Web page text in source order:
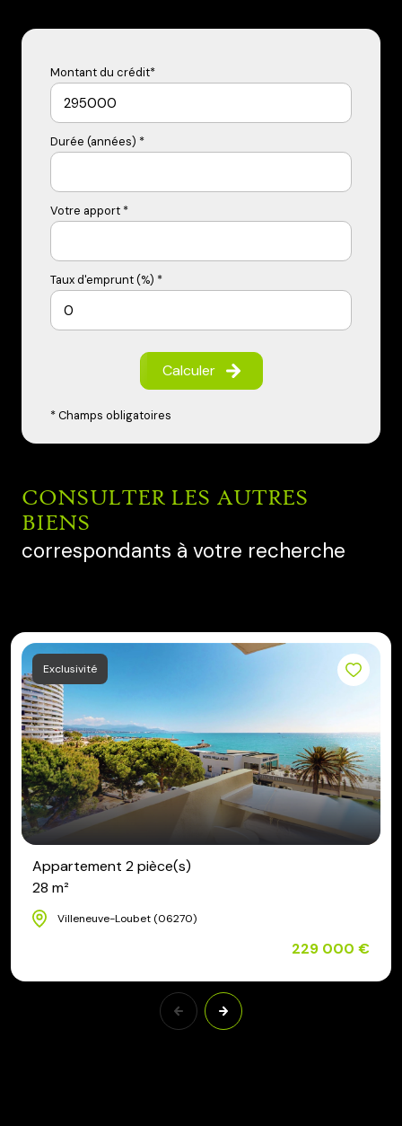
Montant du crédit*
Durée (années) *
Votre apport *
Taux d'emprunt (%) *
Calculer
* Champs obligatoires
CONSULTER LES AUTRES
BIENS
correspondants à votre recherche
Exclusivité
Appartement 2 pièce(s)
28 m²
Villeneuve-Loubet (06270)
229 000 €